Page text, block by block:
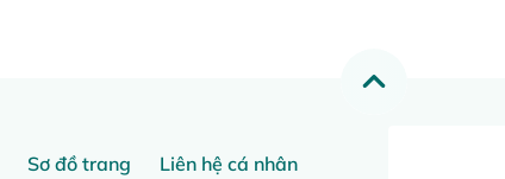
Sơ đồ trang
Liên hệ cá nhân